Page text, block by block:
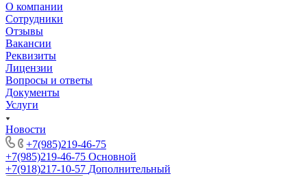
О компании
Сотрудники
Отзывы
Вакансии
Реквизиты
Лицензии
Вопросы и ответы
Документы
Услуги
Новости
+7(985)219-46-75
+7(985)219-46-75 Основной
+7(918)217-10-57 Дополнительный